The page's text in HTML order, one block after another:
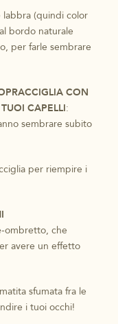
labbra (quindi color
bordo naturale
per farle sembrare
CON
CAPELLI:
sembrare subito
per riempire i
ombretto, che
avere un effetto
sfumata fra le
i tuoi occhi!